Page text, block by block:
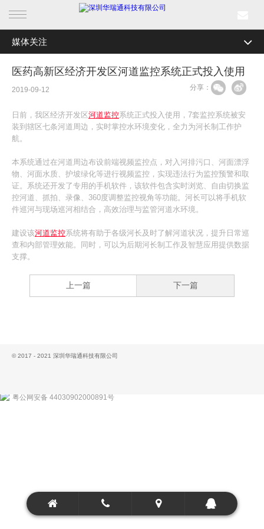
首页
产品中心
成功案例
新闻中心
媒体关注
全部分类
公司新闻
行业资讯
媒体关注
医药高新区经济开发区河道监控系统正式投入使用
2019-09-12 分享：
日前，我区经济开发区河道监控系统正式投入使用，7套监控系统被安
装到辖区七条河道周边，实时掌控水环境变化，全力为河长制工作护
航。
本系统通过在河道周边布设前端视频监控点，对入河排污口、河面漂浮
物、河面水质、护坡绿化等进行视频监控，实现违法行为监控预警和取
证。系统还开发了专用的手机软件，该软件包含实时浏览、自由切换监
控河道、抓拍、录像、360度调整监控视角等功能。河长可以将手机软
件巡河与现场巡河相结合，高效治理与监管河道水环境。
建设该河道监控系统将有助于各级河长及时了解河道状况，提升日常巡
查和内部管理效能。同时，可以为后期河长制工作及智慧应用提供数据
支撑。
上一篇 下一篇
© 2017 - 2021 深圳华瑞通科技有限公司
粤公网安备 44030902000891号